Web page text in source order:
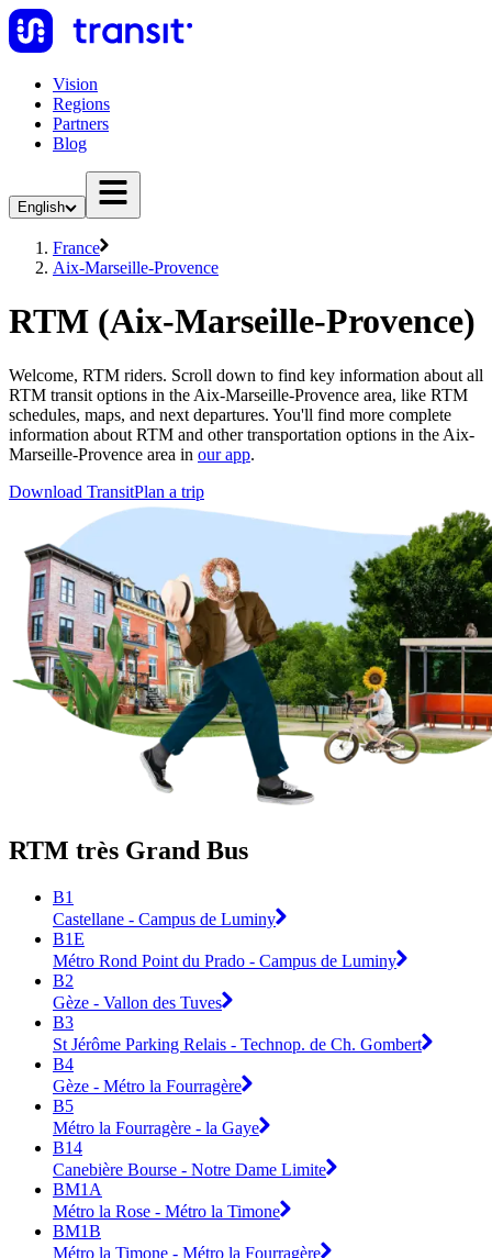
Vision
Regions
Partners
Blog
English
France
Aix-Marseille-Provence
RTM (Aix-Marseille-Provence)
Welcome, RTM riders. Scroll down to find key information about all
RTM transit options in the Aix-Marseille-Provence area, like RTM
schedules, maps, and next departures. You'll find more complete
information about RTM and other transportation options in the Aix-
Marseille-Provence area in our app.
Download TransitPlan a trip
RTM très Grand Bus
B1
Castellane - Campus de Luminy
B1E
Métro Rond Point du Prado - Campus de Luminy
B2
Gèze - Vallon des Tuves
B3
St Jérôme Parking Relais - Technop. de Ch. Gombert
B4
Gèze - Métro la Fourragère
B5
Métro la Fourragère - la Gaye
B14
Canebière Bourse - Notre Dame Limite
BM1A
Métro la Rose - Métro la Timone
BM1B
Métro la Timone - Métro la Fourragère